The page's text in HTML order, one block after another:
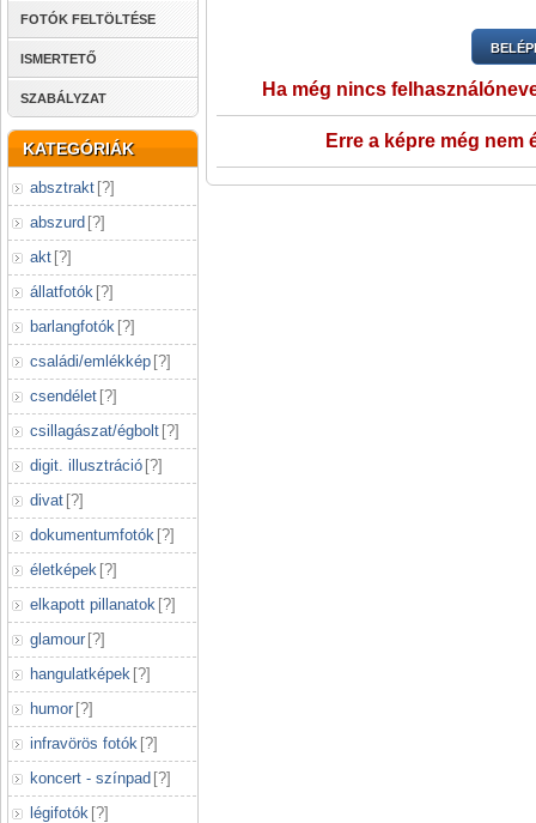
FOTÓK FELTÖLTÉSE
ISMERTETŐ
SZABÁLYZAT
KATEGÓRIÁK
absztrakt [?]
abszurd [?]
akt [?]
állatfotók [?]
barlangfotók [?]
családi/emlékkép [?]
csendélet [?]
csillagászat/égbolt [?]
digit. illusztráció [?]
divat [?]
dokumentumfotók [?]
életképek [?]
elkapott pillanatok [?]
glamour [?]
hangulatképek [?]
humor [?]
infravörös fotók [?]
koncert - színpad [?]
légifotók [?]
Ha még nincs
Erre a képre még nem